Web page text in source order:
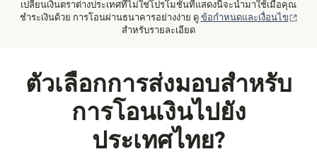
เปลี่ยนเงินตราต่างประเทศที่ไม่ใช่โปรโมชั่นที่แสดงนี้จะนำมาใช้เมื่อคุณ
ชำระเงินด้วย การโอนผ่านธนาคารอย่างง่าย ดู ข้อกำหนดและเงื่อนไข
(เปิ
สำหรับรายละเอียด
ตัวเลือกการส่งมอบสำหรับ
การโอนเงินไปยัง
ประเทศไทย?